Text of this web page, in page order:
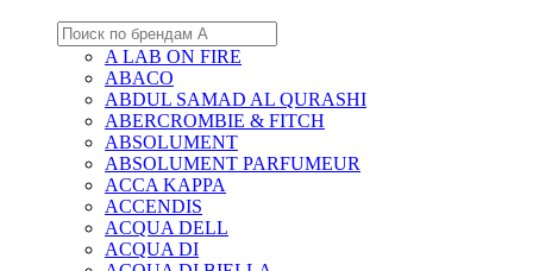
A LAB ON FIRE
ABACO
ABDUL SAMAD AL QURASHI
ABERCROMBIE & FITCH
ABSOLUMENT
ABSOLUMENT PARFUMEUR
ACCA KAPPA
ACCENDIS
ACQUA DELL
ACQUA DI